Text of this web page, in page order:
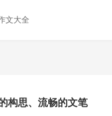
文大全
构思、流畅的文笔